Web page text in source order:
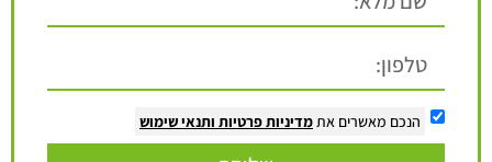
הנכם מאשרים אתמדיניות פרטיות ותנאי שימוש